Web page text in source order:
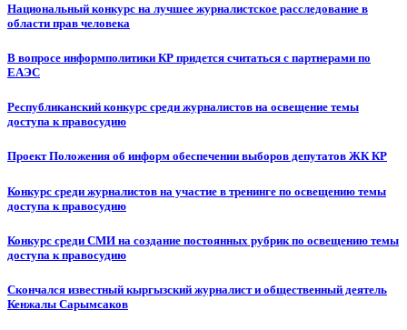
Национальный конкурс на лучшее журналистское расследование в
области прав человека
В вопросе информполитики КР придется считаться с партнерами по
ЕАЭС
Республиканский конкурс среди журналистов на освещение темы
доступа к правосудию
Проект Положения об информ обеспечении выборов депутатов ЖК КР
Конкурс среди журналистов на участие в тренинге по освещению темы
доступа к правосудию
Конкурс среди СМИ на создание постоянных рубрик по освещению темы
доступа к правосудию
Скончался известный кыргызский журналист и общественный деятель
Кенжалы Сарымсаков